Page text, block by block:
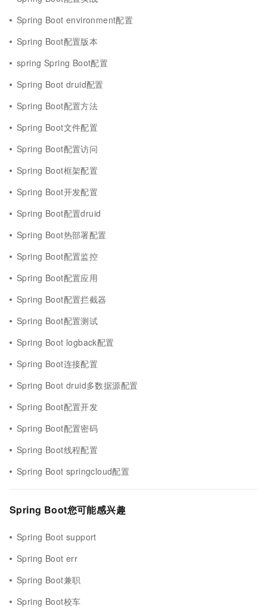
Spring Boot environment配置
Spring Boot配置版本
spring Spring Boot配置
Spring Boot druid配置
Spring Boot配置方法
Spring Boot文件配置
Spring Boot配置访问
Spring Boot框架配置
Spring Boot开发配置
Spring Boot配置druid
Spring Boot热部署配置
Spring Boot配置监控
Spring Boot配置应用
Spring Boot配置拦截器
Spring Boot配置测试
Spring Boot logback配置
Spring Boot连接配置
Spring Boot druid多数据源配置
Spring Boot配置开发
Spring Boot配置密码
Spring Boot线程配置
Spring Boot springcloud配置
Spring Boot您可能感兴趣
Spring Boot support
Spring Boot err
Spring Boot兼职
Spring Boot校车